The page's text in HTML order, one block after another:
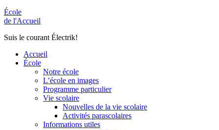
École
de l'Accueil
Suis le courant Électrik!
Accueil
École
Notre école
L’école en images
Programme particulier
Vie scolaire
Nouvelles de la vie scolaire
Activités parascolaires
Informations utiles